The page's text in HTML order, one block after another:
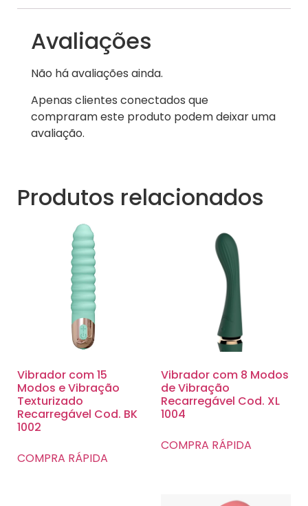
Avaliações
Não há avaliações ainda.
Apenas clientes conectados que
compraram este produto podem deixar uma
avaliação.
Produtos relacionados
Vibrador com 15
Modos e Vibração
Texturizado
Recarregável Cod. BK
1002
COMPRA RÁPIDA
Vibrador com 8 Modos
de Vibração
Recarregável Cod. XL
1004
COMPRA RÁPIDA